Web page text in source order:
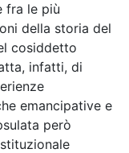
fra le più
della storia del
cosiddetto
infatti, di
emancipative e
però